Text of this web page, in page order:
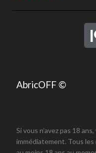
AbricOFF ©
Si vous n’avez pas 18
immédiatement. Tous